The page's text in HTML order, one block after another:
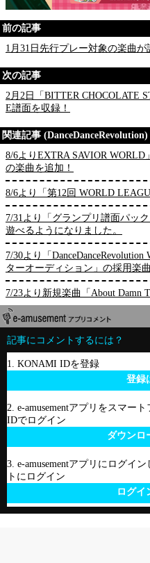
前の記事
1月31日先行プレー対象の楽曲が
次の記事
2月2日「BITTER CHOCOLATE
E譜面を収録！
関連記事 (DanceDanceRevolution)
8/6よりEXTRA SAVIOR WORLD
の楽曲を追加！
8/6より「第12回 WORLD
7/31より「グランプリ譜面パッ
遊べるようになりました。
7/30より「
ターオーディション」の採用楽
7/23より新規楽曲「About Damn
記事にコメントするには？
1. KONAMI IDを登録
登録
2. e-amusementアプリをスマー
IDでログイン
ダウンロ
3. e-amusementアプリにログイ
トにログイン
ログイ